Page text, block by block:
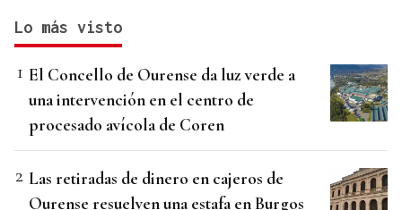
Lo más visto
El Concello de Ourense da luz verde a
una intervención en el centro de
procesado avícola de Coren
Las retiradas de dinero en cajeros de
Ourense resuelven una estafa en Burgos